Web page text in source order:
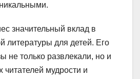
значительный вклад в
литературы для детей. Его
не только развлекали, но и
читателей мудрости и